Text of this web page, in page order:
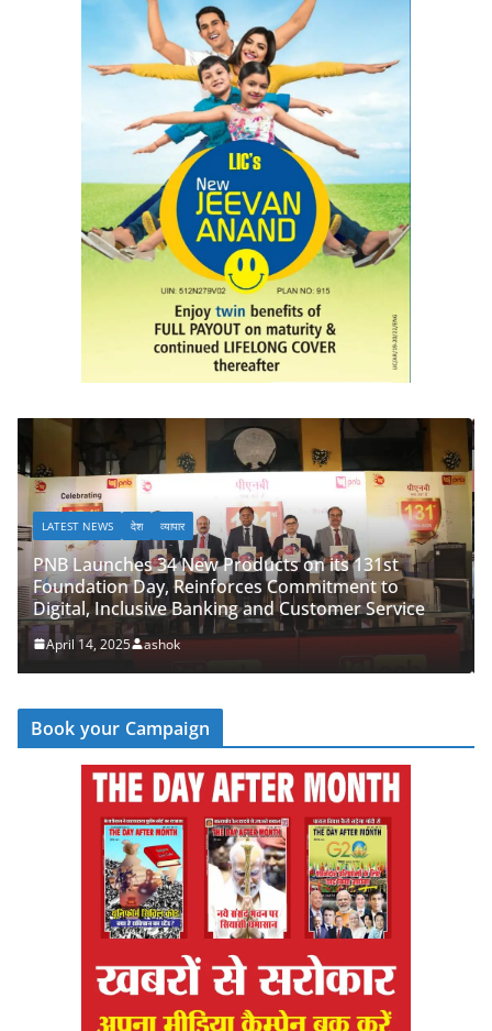
on its 131st
to
Customer Service
LATEST NEWS देश व्यापार
PNB Half Marathon 2025 Unites
‘Cyber Run’ for a Digitally
April 14, 2025
Book your Campaign